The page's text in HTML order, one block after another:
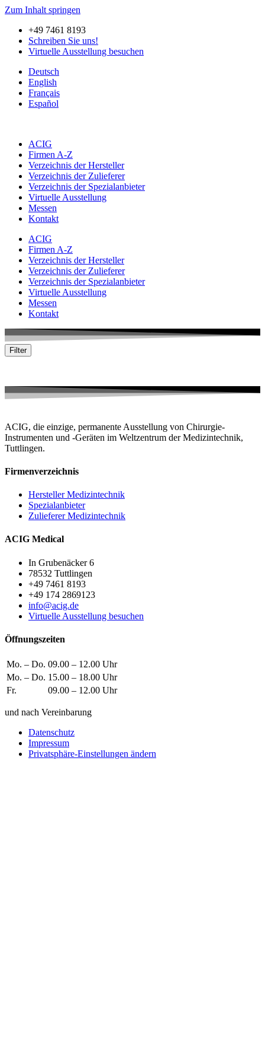
Zum Inhalt springen
+49 7461 8193
Schreiben Sie uns!
Virtuelle Ausstellung besuchen
Deutsch
English
Français
Español
ACIG
Firmen A-Z
Verzeichnis der Hersteller
Verzeichnis der Zulieferer
Verzeichnis der Spezialanbieter
Virtuelle Ausstellung
Messen
Kontakt
ACIG
Firmen A-Z
Verzeichnis der Hersteller
Verzeichnis der Zulieferer
Verzeichnis der Spezialanbieter
Virtuelle Ausstellung
Messen
Kontakt
Filter
ACIG, die einzige, permanente Ausstellung von Chirurgie-
Instrumenten und -Geräten im Weltzentrum der Medizintechnik,
Tuttlingen.
Firmenverzeichnis
Hersteller Medizintechnik
Spezialanbieter
Zulieferer Medizintechnik
ACIG Medical
In Grubenäcker 6
78532 Tuttlingen
+49 7461 8193
+49 174 2869123
info@acig.de
Virtuelle Ausstellung besuchen
Öffnungszeiten
Mo. – Do. 09.00 – 12.00 Uhr
Mo. – Do. 15.00 – 18.00 Uhr
Fr.
09.00 – 12.00 Uhr
und nach Vereinbarung
Datenschutz
Impressum
Privatsphäre-Einstellungen ändern